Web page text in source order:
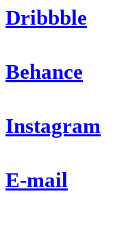
Dribbble
Behance
Instagram
E-mail